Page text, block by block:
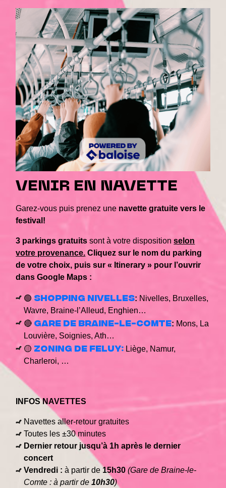
VENIR EN NAVETTE
Garez-vous puis prenez une navette gratuite vers le
festival!
3 parkings gratuits sont à votre dispositionselon
votre provenance. Cliquez sur le nom du parking
de votre choix, puis sur « Itinerary » pour l’ouvrir
dans Google Maps :
🟢 Shopping Nivelles: Nivelles, Bruxelles,
Wavre, Braine-l’Alleud, Enghien…
🔴 Gare de Braine-le-Comte: Mons, La
Louvière, Soignies, Ath…
🟡 Zoning de Feluy: Liège, Namur,
Charleroi, …
INFOS NAVETTES
Navettes aller-retour gratuites
Toutes les ±30 minutes
Dernier retour jusqu’à 1h après le dernier
concert
Vendredi : à partir de15h30 (Gare de Braine-le-
Comte : à partir de10h30)